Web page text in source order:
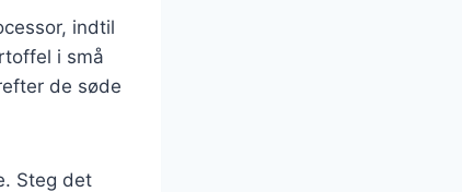
indtil
i små
de søde
Steg det